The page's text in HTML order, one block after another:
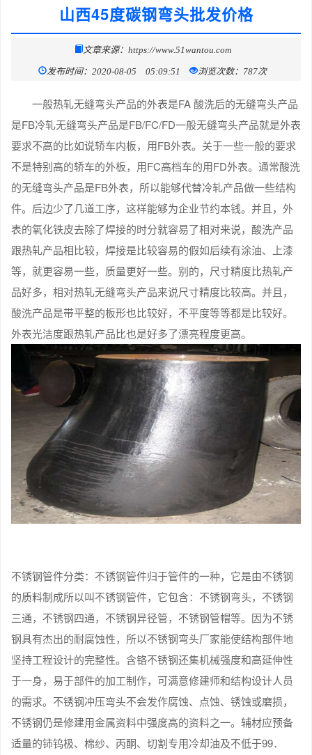
山西45度碳钢弯头批发价格
文章来源：https://www.51wantou.com
发布时间：2020-08-05 05:09:51 浏览次数：787次
一般热轧无缝弯头产品的外表是FA 酸洗后的无缝弯头产品
是FB冷轧无缝弯头产品是FB/FC/FD一般无缝弯头产品就是外表
要求不高的比如说轿车内板，用FB外表。关于一些一般的要求
不是特别高的轿车的外板，用FC高档车的用FD外表。通常酸洗
的无缝弯头产品是FB外表，所以能够代替冷轧产品做一些结构
件。后边少了几道工序，这样能够为企业节约本钱。并且，外
表的氧化铁皮去除了焊接的时分就容易了相对来说，酸洗产品
跟热轧产品相比较，焊接是比较容易的假如后续有涂油、上漆
等，就更容易一些，质量更好一些。别的，尺寸精度比热轧产
品好多，相对热轧无缝弯头产品来说尺寸精度比较高。并且，
酸洗产品是带平整的板形也比较好，不平度等等都是比较好。
外表光洁度跟热轧产品比也是好多了漂亮程度更高。
不锈钢管件分类：不锈钢管件归于管件的一种，它是由不锈钢
的质料制成所以叫不锈钢管件，它包含：不锈钢弯头，不锈钢
三通，不锈钢四通，不锈钢异径管，不锈钢管帽等。因为不锈
钢具有杰出的耐腐蚀性，所以不锈钢弯头厂家能使结构部件地
坚持工程设计的完整性。含铬不锈钢还集机械强度和高延伸性
于一身，易于部件的加工制作，可满意修建师和结构设计人员
的需求。不锈钢冲压弯头不会发作腐蚀、点蚀、锈蚀或磨损，
不锈钢仍是修建用金属资料中强度高的资料之一。辅材应预备
适量的铈钨极、棉纱、丙酮、切割专用冷却油及不低于99．